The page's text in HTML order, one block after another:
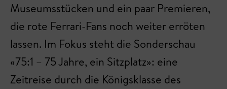
Museumsstücken und ein paar Premieren,
die rote Ferrari-Fans noch weiter erröten
lassen. Im Fokus steht die Sonderschau
«75:1 – 75 Jahre, ein Sitzplatz»: eine
Zeitreise durch die Königsklasse des